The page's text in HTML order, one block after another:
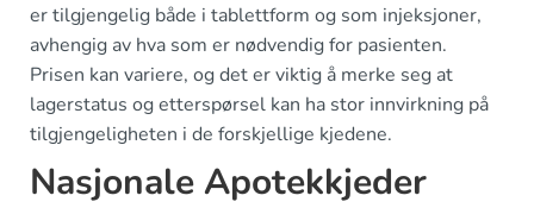
er tilgjengelig både i tablettform og som injeksjoner,
avhengig av hva som er nødvendig for pasienten.
Prisen kan variere, og det er viktig å merke seg at
lagerstatus og etterspørsel kan ha stor innvirkning på
tilgjengeligheten i de forskjellige kjedene.
Nasjonale Apotekkjeder